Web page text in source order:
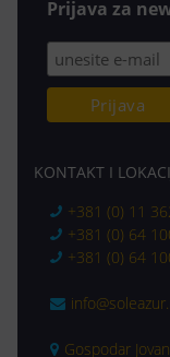
Prijava za
KONTAKT I
+381 (0) 11
+381 (0) 64
+381 (0) 64
Gospodar